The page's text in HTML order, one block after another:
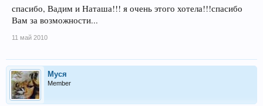
спасибо, Вадим и Наташа!!! я очень этого хотела!!!спасибо
Вам за возможности...
11 май 2010
Муся
Member